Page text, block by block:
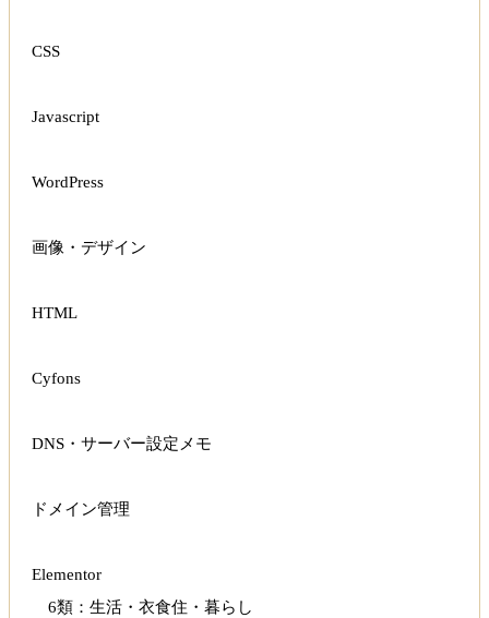
CSS
Javascript
WordPress
画像・デザイン
HTML
Cyfons
DNS・サーバー設定メモ
ドメイン管理
Elementor
6類：生活・衣食住・暮らし